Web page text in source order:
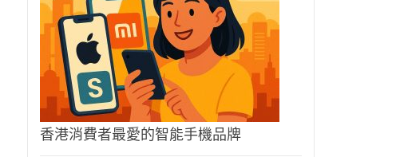
香港消費者最愛的智能手機品牌